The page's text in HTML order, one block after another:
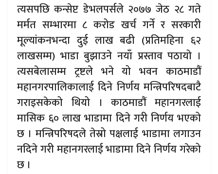
त्यसपछि कन्सेप्ट डेभलपर्सले २०७७ जेठ २८ गते
मर्मत सम्भारमा ८ करोड खर्च गर्ने र सरकारी
मूल्यांकनभन्दा दुई लाख बढी (प्रतिमहिना ६२
लाखसम्म) भाडा बुझाउने नयाँ प्रस्ताव पठायो ।
त्यसबेलासम्म ट्रष्टले भने यो भवन काठमाडौं
महानगरपालिकालाई दिने निर्णय मन्त्रिपरिषदबाटै
गराइसकेको थियो । काठमाडौं महानगरलाई
मासिक ६० लाख भाडामा दिने गरी निर्णय भएको
छ । मन्त्रिपरिषदले तेस्रो पक्षलाई भाडामा लगाउन
नदिने गरी महानगरलाई भाडामा दिने निर्णय गरेको
छ ।